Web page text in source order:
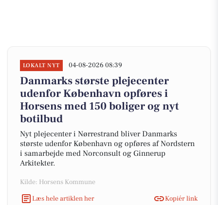
LOKALT NYT 04-08-2026 08:39
Danmarks største plejecenter
udenfor København opføres i
Horsens med 150 boliger og nyt
botilbud
Nyt plejecenter i Nørrestrand bliver Danmarks
største udenfor København og opføres af Nordstern
i samarbejde med Norconsult og Ginnerup
Arkitekter.
Kilde: Horsens Kommune
Læs hele artiklen her
Kopiér link